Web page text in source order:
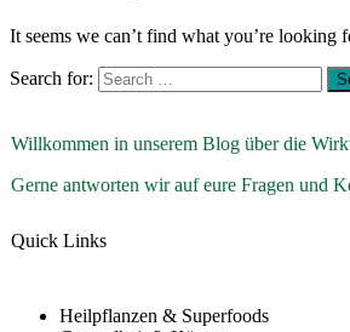
It seems we can’t find what you’re looking
Search for:
Willkommen in unserem Blog über die
Gerne antworten wir auf eure Fragen und
Quick Links
Heilpflanzen & Superfoods